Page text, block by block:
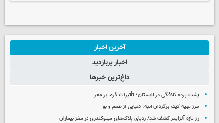
آخرین اخبار
اخبار پربازدید
داغ‌ترین خبرها
پشت پرده کلافگی در تابستان؛ تأثیرات گرما بر مغز
طرز تهیه کیک برگردان انبه؛ دنیایی از طعم و بو
راز تازه آلزایمر کشف شد/ ردپای پلاک‌های میتوکندری در مغز بیماران